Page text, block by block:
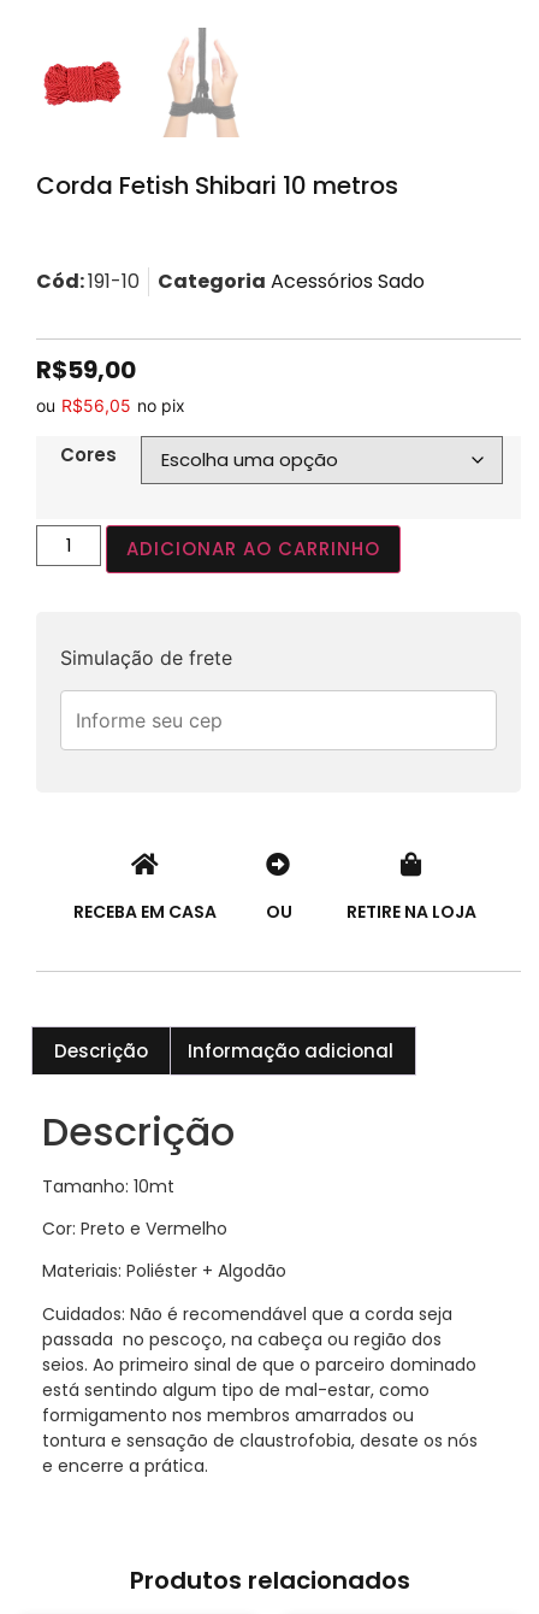
Corda Fetish Shibari 10 metros
Cód:191-10 Categoria Acessórios Sado
R$59,00
ou R$56,05 no pix
Cores
ADICIONAR AO CARRINHO
Simulação de frete
RECEBA EM CASA OU RETIRE NA LOJA
Descrição Informação adicional
Descrição
Tamanho: 10mt
Cor: Preto e Vermelho
Materiais: Poliéster + Algodão
Cuidados: Não é recomendável que a corda seja
passada no pescoço, na cabeça ou região dos
seios. Ao primeiro sinal de que o parceiro dominado
está sentindo algum tipo de mal-estar, como
formigamento nos membros amarrados ou
tontura e sensação de claustrofobia, desate os nós
e encerre a prática.
Produtos relacionados